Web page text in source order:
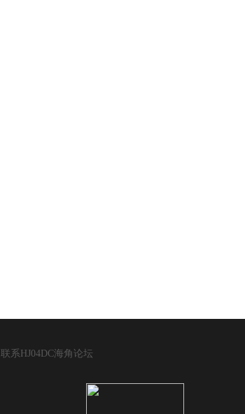
联系HJ04DC海角论坛